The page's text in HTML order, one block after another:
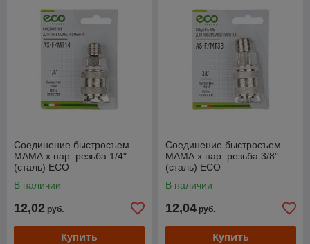
Соединение быстросъем.
МАМА х нар. резьба 1/4"
(сталь) ECO
В наличии
12,02 руб.
Купить
Соединение быстросъем.
МАМА х нар. резьба 3/8"
(сталь) ECO
В наличии
12,04 руб.
Купить